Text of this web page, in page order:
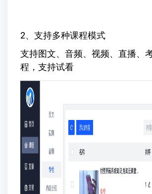
2、支持多种课程模式
支持图文、音频、视频、直播、
程，支持试看